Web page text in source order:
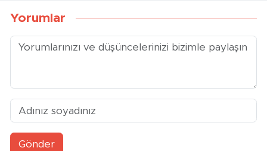
Yorumlar
Gönder